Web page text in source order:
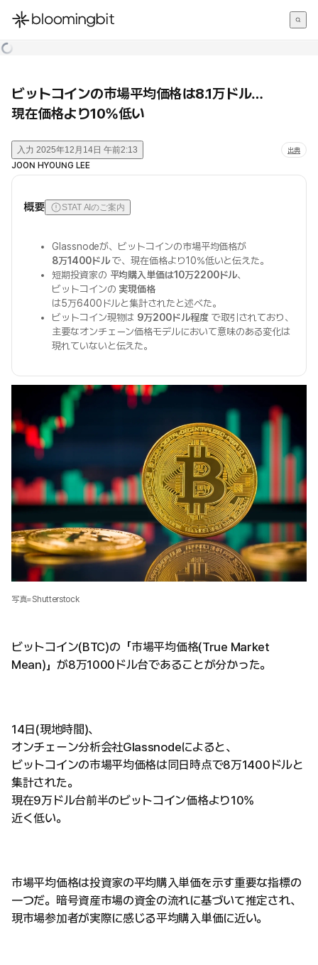
한국어
ビットコインの市場平均価格は8.1万ドル…
現在価格より10%低い
入力 2025年12月14日 午前2:13 出典
JOON HYOUNG LEE
概要 STAT AIのご案内
Glassnodeが、ビットコインの市場平均価格が
8万1400ドルで、現在価格より10%低いと伝えた。
短期投資家の 平均購入単価は10万2200ドル、
ビットコインの 実現価格
は5万6400ドルと集計されたと述べた。
ビットコイン現物は 9万200ドル程度で取引されており、
主要なオンチェーン価格モデルにおいて意味のある変化は
現れていないと伝えた。
写真=Shutterstock
ビットコイン(BTC)の「市場平均価格(True Market
Mean)」が8万1000ドル台であることが分かった。
14日(現地時間)、
オンチェーン分析会社Glassnodeによると、
ビットコインの市場平均価格は同日時点で8万1400ドルと
集計された。
現在9万ドル台前半のビットコイン価格より10%
近く低い。
市場平均価格は投資家の平均購入単価を示す重要な指標の
一つだ。暗号資産市場の資金の流れに基づいて推定され、
現市場参加者が実際に感じる平均購入単価に近い。